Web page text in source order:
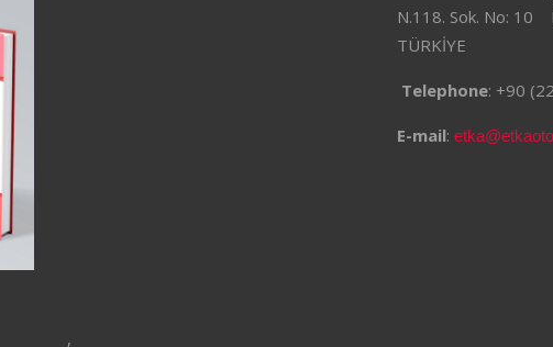
,
N.118. Sok. No: 10
TÜRKİYE
Telephone: +90
E-mail: